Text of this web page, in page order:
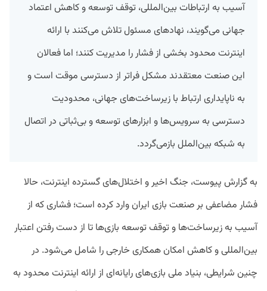
آسیب به ارتباطات بین‌المللی، توقف توسعه و کاهش اعتماد
جهانی می‌گویند، نهادهای مسئول تلاش می‌کنند با ارائه
اینترنت محدود بخشی از فشار را مدیریت کنند؛ اما فعالان
این صنعت معتقدند مشکل فراتر از دسترسی موقت است و
به ناپایداری ارتباط با زیرساخت‌های جهانی، محدودیت
دسترسی به سرویس‌ها و ابزارهای توسعه و بی‌ثباتی در اتصال
به شبکه بین‌الملل بازمی‌گردد.
به گزارش پیوست، جنگ اخیر و اختلال‌های گسترده اینترنت، حالا
فشار مضاعفی بر صنعت بازی ایران وارد کرده است؛ فشاری که از
آسیب به زیرساخت‌ها و توقف توسعه بازی‌ها تا از دست رفتن اعتبار
بین‌المللی و کاهش امکان همکاری خارجی را شامل می‌شود. در
چنین شرایطی، بنیاد ملی بازی‌های رایانه‌ای از ارائه اینترنت محدود به